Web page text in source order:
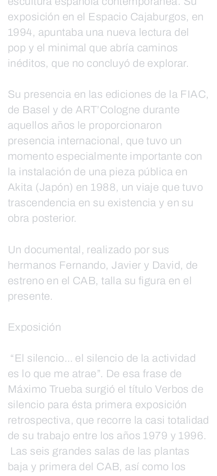
exposición en el Espacio Cajaburgos, en
1994, apuntaba una nueva lectura del
pop y el minimal que abría caminos
inéditos, que no concluyó de explorar.
Su presencia en las ediciones de la FIAC,
de Basel y de ART’Cologne durante
aquellos años le proporcionaron
presencia internacional, que tuvo un
momento especialmente importante con
la instalación de una pieza pública en
Akita (Japón) en 1988, un viaje que tuvo
trascendencia en su existencia y en su
obra posterior.
Un documental, realizado por sus
hermanos Fernando, Javier y David, de
estreno en el CAB, talla su figura en el
presente.
Exposición
“El silencio… el silencio de la actividad
es lo que me atrae”. De esa frase de
Máximo Trueba surgió el título Verbos de
silencio para ésta primera exposición
retrospectiva, que recorre la casi totalidad
de su trabajo entre los años 1979 y 1996.
Las seis grandes salas de las plantas
baja y primera del CAB, así como los